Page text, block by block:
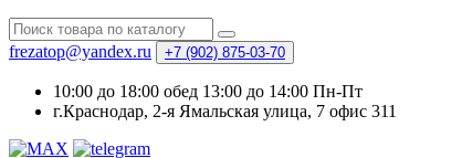
frezatop@yandex.ru +7 (902) 875-03-70
10:00 до 18:00 обед 13:00 до 14:00 Пн-Пт
г.Краснодар, 2-я Ямальская улица, 7 офис 311